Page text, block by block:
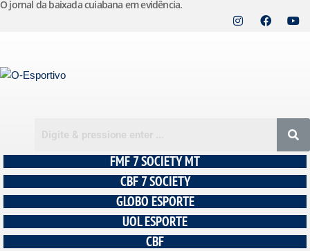
o
O jornal da baixada cuiabana em evidência.
FMF 7 SOCIETY MT
CBF 7 SOCIETY
GLOBO ESPORTE
UOL ESPORTE
CBF